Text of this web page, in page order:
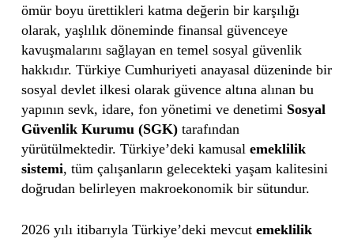
ömür boyu ürettikleri katma değerin bir karşılığı
olarak, yaşlılık döneminde finansal güvenceye
kavuşmalarını sağlayan en temel sosyal güvenlik
hakkıdır. Türkiye Cumhuriyeti anayasal düzeninde bir
sosyal devlet ilkesi olarak güvence altına alınan bu
yapının sevk, idare, fon yönetimi ve denetimi Sosyal
Güvenlik Kurumu (SGK)tarafından
yürütülmektedir. Türkiye’deki kamusal emeklilik
sistemi, tüm çalışanların gelecekteki yaşam kalitesini
doğrudan belirleyen makroekonomik bir sütundur.
2026 yılı itibarıyla Türkiye’deki mevcut emeklilik